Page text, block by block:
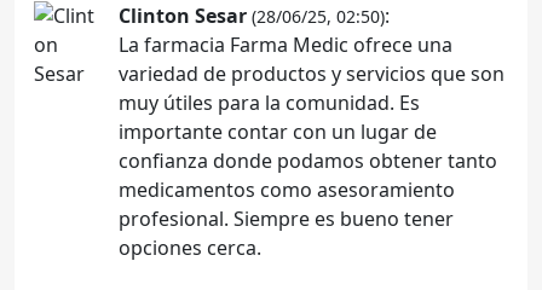
Clinton Sesar (28/06/25, 02:50):
La farmacia Farma Medic ofrece una
variedad de productos y servicios que son
muy útiles para la comunidad. Es
importante contar con un lugar de
confianza donde podamos obtener tanto
medicamentos como asesoramiento
profesional. Siempre es bueno tener
opciones cerca.